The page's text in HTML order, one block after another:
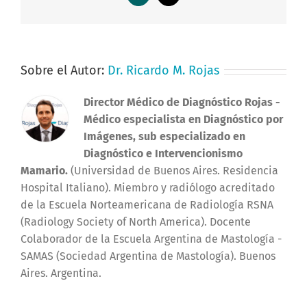
electrónico
Sobre el Autor: Dr. Ricardo M. Rojas
Director Médico de Diagnóstico Rojas -
Médico especialista en Diagnóstico por
Imágenes, sub especializado en
Diagnóstico e Intervencionismo
Mamario. (Universidad de Buenos Aires. Residencia
Hospital Italiano). Miembro y radiólogo acreditado
de la Escuela Norteamericana de Radiología RSNA
(Radiology Society of North America). Docente
Colaborador de la Escuela Argentina de Mastología -
SAMAS (Sociedad Argentina de Mastología). Buenos
Aires. Argentina.